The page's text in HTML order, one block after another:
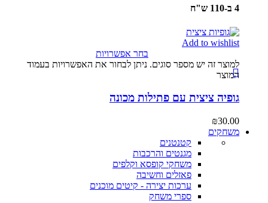
4 ב-110 ש"ח
Add to wishlist
בחר אפשרויות
למוצר זה יש מספר סוגים. ניתן לבחור את האפשרויות בעמוד
המוצר
גופיה ציצית עם פתילות מכונה
₪30.00
משחקים
קטנטנים
מגנטים והרכבות
משחקי קופסא וקלפים
פאזלים וחשיבה
ערכות יצירה - קיטים מוכנים
ספרי משחק